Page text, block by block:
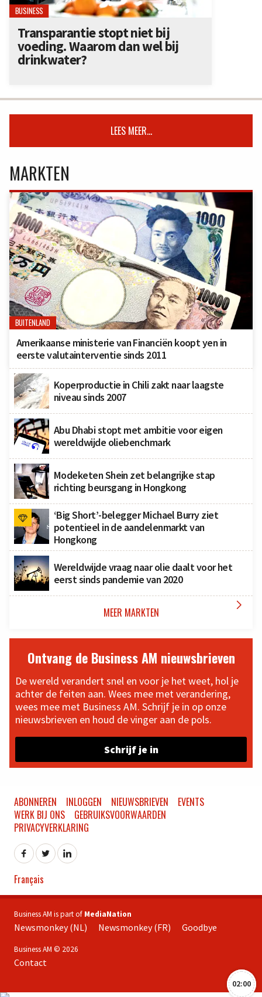
BUSINESS
Transparantie stopt niet bij
voeding. Waarom dan wel bij
drinkwater?
LEES MEER...
MARKTEN
BUITENLAND
Amerikaanse ministerie van Financiën koopt yen in
eerste valutainterventie sinds 2011
Koperproductie in Chili zakt naar laagste
niveau sinds 2007
Abu Dhabi stopt met ambitie voor eigen
wereldwijde oliebenchmark
Modeketen Shein zet belangrijke stap
richting beursgang in Hongkong
‘Big Short’-belegger Michael Burry ziet
potentieel in de aandelenmarkt van
Hongkong
Wereldwijde vraag naar olie daalt voor het
eerst sinds pandemie van 2020
MEER MARKTEN 
Ontvang de Business AM nieuwsbrieven
De wereld verandert snel en voor je het weet, hol je
achter de feiten aan. Wees mee met verandering,
wees mee met Business AM. Schrijf je in op onze
nieuwsbrieven en houd de vinger aan de pols.
Schrijf je in
02:00
ABONNEREN INLOGGEN NIEUWSBRIEVEN
EVENTS
WERK BIJ ONS
GEBRUIKSVOORWAARDEN
PRIVACYVERKLARING
Français
Business AM is part of MediaNation
Newsmonkey (NL) Newsmonkey (FR) Goodbye
Business AM © 2026
Contact